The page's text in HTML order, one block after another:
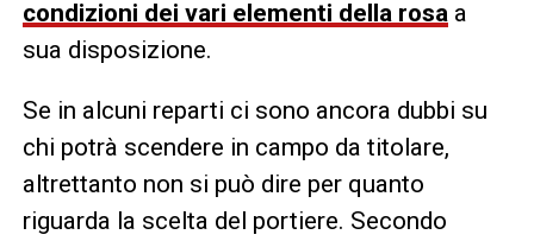
condizioni dei vari elementi della rosa a
sua disposizione.
Se in alcuni reparti ci sono ancora dubbi su
chi potrà scendere in campo da titolare,
altrettanto non si può dire per quanto
riguarda la scelta del portiere. Secondo